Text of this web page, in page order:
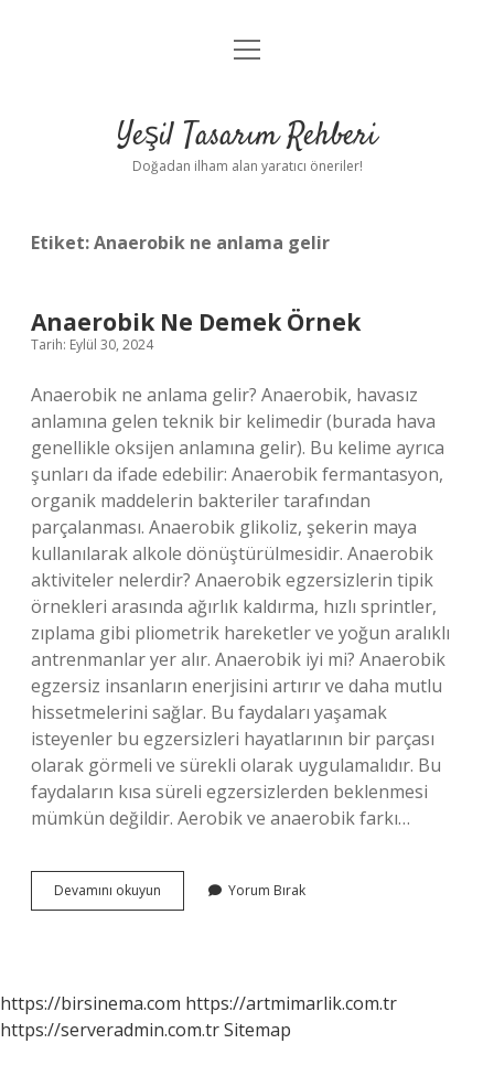
Anasayfa
Yasal Uyarı
menüyü
Yeşil Tasarım Rehberi
Doğadan ilham alan yaratıcı öneriler!
Etiket:Anaerobik ne anlama gelir
Anaerobik Ne Demek Örnek
Tarih: Eylül 30, 2024
Anaerobik ne anlama gelir? Anaerobik, havasız
anlamına gelen teknik bir kelimedir (burada hava
genellikle oksijen anlamına gelir). Bu kelime ayrıca
şunları da ifade edebilir: Anaerobik fermantasyon,
organik maddelerin bakteriler tarafından
parçalanması. Anaerobik glikoliz, şekerin maya
kullanılarak alkole dönüştürülmesidir. Anaerobik
aktiviteler nelerdir? Anaerobik egzersizlerin tipik
örnekleri arasında ağırlık kaldırma, hızlı sprintler,
zıplama gibi pliometrik hareketler ve yoğun aralıklı
antrenmanlar yer alır. Anaerobik iyi mi? Anaerobik
egzersiz insanların enerjisini artırır ve daha mutlu
hissetmelerini sağlar. Bu faydaları yaşamak
isteyenler bu egzersizleri hayatlarının bir parçası
olarak görmeli ve sürekli olarak uygulamalıdır. Bu
faydaların kısa süreli egzersizlerden beklenmesi
mümkün değildir. Aerobik ve anaerobik farkı…
Devamını okuyun Anaerobik
Ne
Yorum Bırak
https://birsinema.com https://artmimarlik.com.tr
https://serveradmin.com.trSitemap